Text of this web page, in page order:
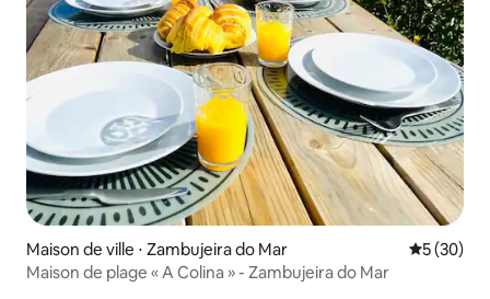
Maison de ville ⋅ Zambujeira do Mar
5 (30)
Maison de plage « A Colina » - Zambujeira do Mar